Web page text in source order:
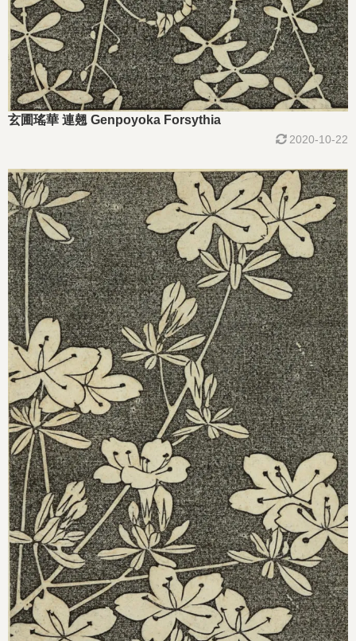
玄圃瑤華 連翹 Genpoyoka Forsythia
2020-10-22